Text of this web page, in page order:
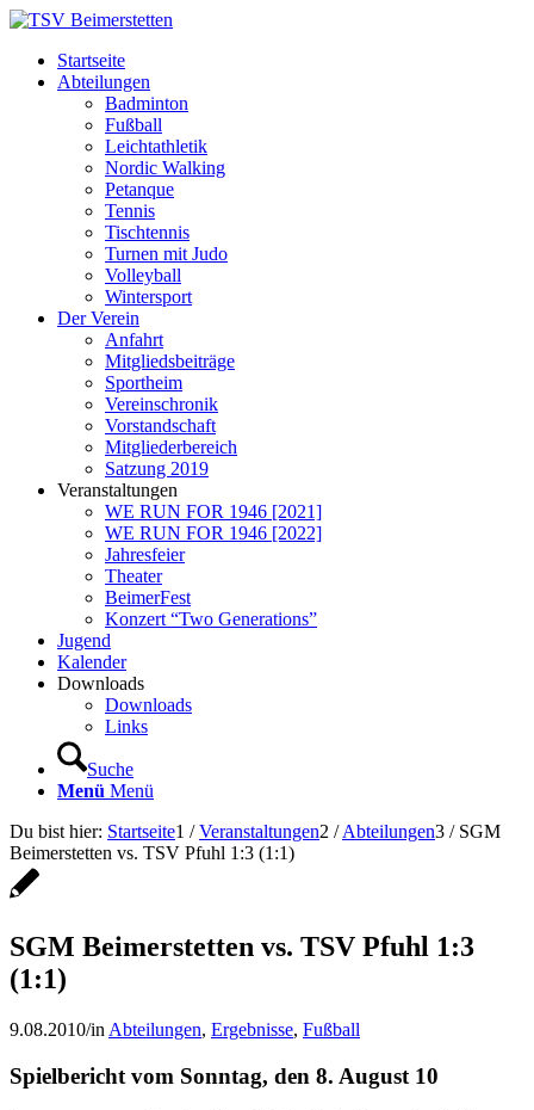
Startseite
Abteilungen
Badminton
Fußball
Leichtathletik
Nordic Walking
Petanque
Tennis
Tischtennis
Turnen mit Judo
Volleyball
Wintersport
Der Verein
Anfahrt
Mitgliedsbeiträge
Sportheim
Vereinschronik
Vorstandschaft
Mitgliederbereich
Satzung 2019
Veranstaltungen
WE RUN FOR 1946 [2021]
WE RUN FOR 1946 [2022]
Jahresfeier
Theater
BeimerFest
Konzert “Two Generations”
Jugend
Kalender
Downloads
Downloads
Links
Suche
Menü Menü
Du bist hier: Startseite1 / Veranstaltungen2 / Abteilungen3 / SGM
Beimerstetten vs. TSV Pfuhl 1:3 (1:1)
SGM Beimerstetten vs. TSV Pfuhl 1:3
(1:1)
9.08.2010/in Abteilungen, Ergebnisse, Fußball
Spielbericht vom Sonntag, den 8. August 10